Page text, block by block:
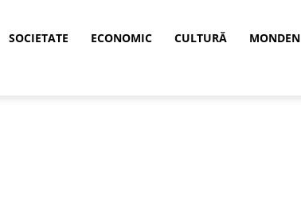
SOCIETATE ECONOMIC CULTURĂ MONDEN